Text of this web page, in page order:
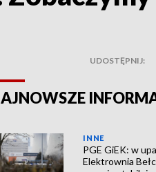
UDOSTĘPNIJ:
INNE
PGE GiEK: w
Elektrownia